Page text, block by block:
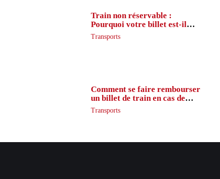
Train non réservable :
Pourquoi votre billet est-il
inaccessible ?
Transports
Comment se faire rembourser
un billet de train en cas de
retard ?
Transports